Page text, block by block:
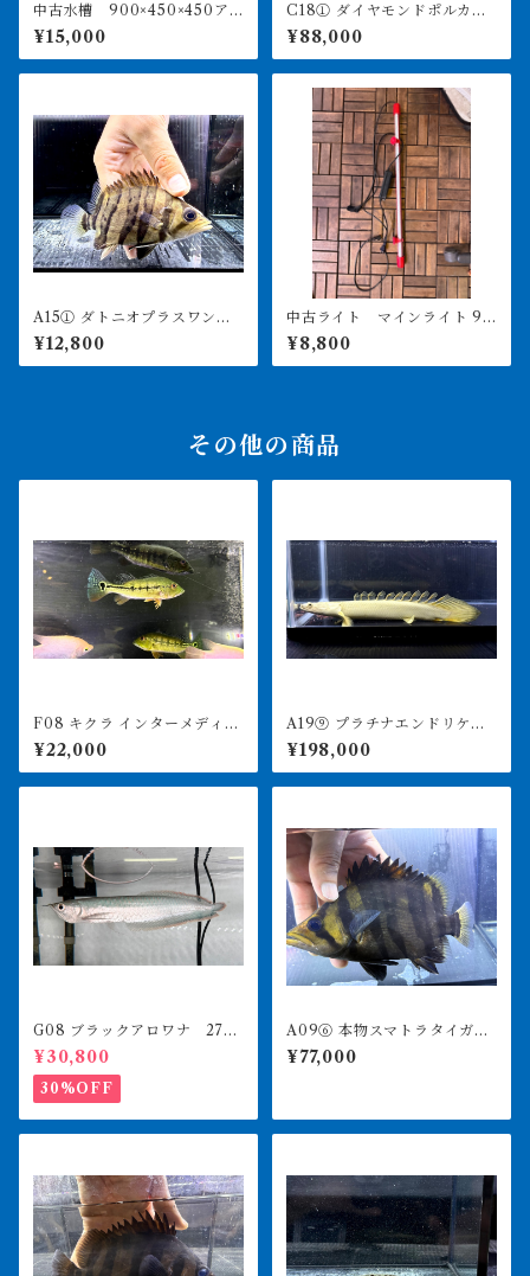
中古水槽 900×450×450ア
クリル水槽 上部濾過セット
¥15,000
C18① ダイヤモンドポルカ
アルビノヘテロ 体盤16㎝前
後 ♀
¥88,000
A15① ダトニオプラスワン
変わりバンド 12㎝前後
¥12,800
中古ライト マインライト 90
0用 美品 引き取り限定
¥8,800
その他の商品
F08 キクラ インターメディ
ア 15-18㎝前後 ワイルド
¥22,000
A19⑨ プラチナエンドリケリ
ー ワイルドヘッド 23㎝前
後 4月29日輸入
¥198,000
G08 ブラックアロワナ 27㎝
前後 人工飼料食べます
¥30,800
30%OFF
A09⑥ 本物スマトラタイガ
ー セミショート 18㎝前
後 イエロー
¥77,000